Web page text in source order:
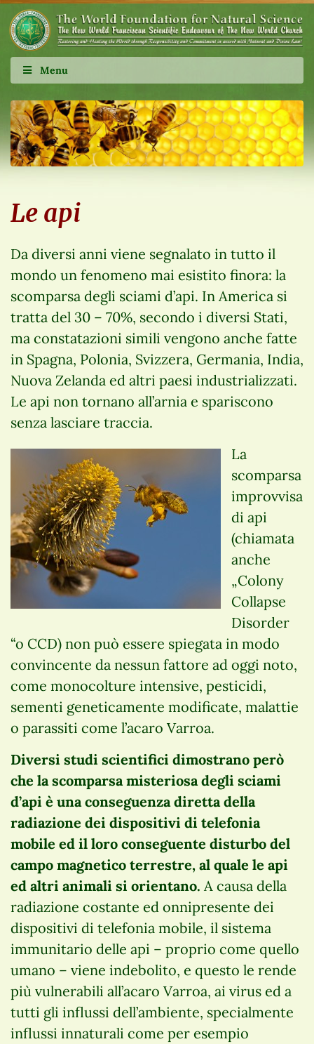
Menu
Le api
Da diversi anni viene segnalato in tutto il
mondo un fenomeno mai esistito finora: la
scomparsa degli sciami d’api. In America si
tratta del 30 – 70%, secondo i diversi Stati,
ma constatazioni simili vengono anche fatte
in Spagna, Polonia, Svizzera, Germania, India,
Nuova Zelanda ed altri paesi industrializzati.
Le api non tornano all’arnia e spariscono
senza lasciare traccia.
La
scomparsa
improvvisa
di api
(chiamata
anche
„Colony
Collapse
Disorder
“o CCD) non può essere spiegata in modo
convincente da nessun fattore ad oggi noto,
come monocolture intensive, pesticidi,
sementi geneticamente modificate, malattie
o parassiti come l’acaro Varroa.
Diversi studi scientifici dimostrano però
che la scomparsa misteriosa degli sciami
d’api è una conseguenza diretta della
radiazione dei dispositivi di telefonia
mobile ed il loro conseguente disturbo del
campo magnetico terrestre, al quale le api
ed altri animali si orientano. A causa della
radiazione costante ed onnipresente dei
dispositivi di telefonia mobile, il sistema
immunitario delle api – proprio come quello
umano – viene indebolito, e questo le rende
più vulnerabili all’acaro Varroa, ai virus ed a
tutti gli influssi dell’ambiente, specialmente
influssi innaturali come per esempio